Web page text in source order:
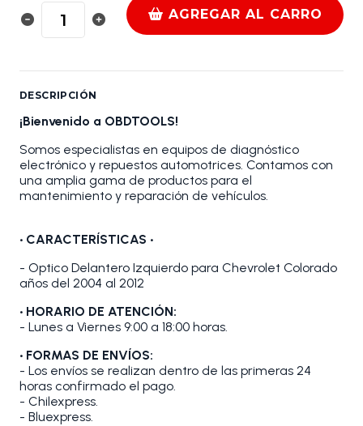
AGREGAR AL CARRO
DESCRIPCIÓN
¡Bienvenido a OBDTOOLS!
Somos especialistas en equipos de diagnóstico
electrónico y repuestos automotrices. Contamos con
una amplia gama de productos para el
mantenimiento y reparación de vehículos.
• CARACTERÍSTICAS •
- Optico Delantero Izquierdo para Chevrolet Colorado
años del 2004 al 2012
• HORARIO DE ATENCIÓN:
- Lunes a Viernes 9:00 a 18:00 horas.
• FORMAS DE ENVÍOS:
- Los envíos se realizan dentro de las primeras 24
horas confirmado el pago.
- Chilexpress.
- Bluexpress.